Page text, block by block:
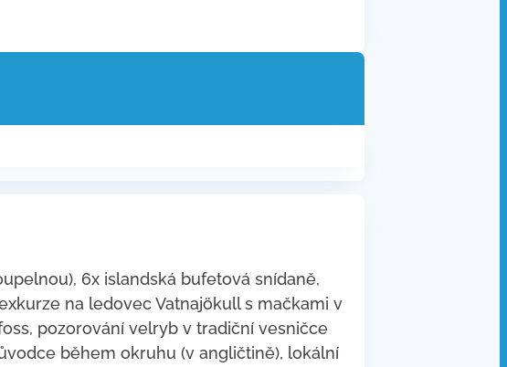
6x islandská bufetová snídaně,
na ledovec Vatnajökull s mačkami v
pozorování velryb v tradiční vesničce
během okruhu (v angličtině), lokální